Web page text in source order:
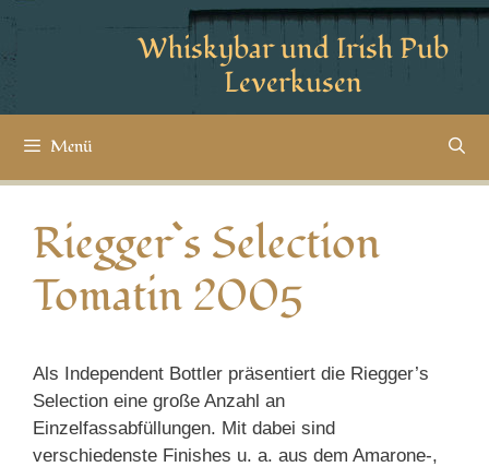
Whiskybar und Irish Pub
Leverkusen
Menü
Riegger`s Selection
Tomatin 2005
Als Independent Bottler präsentiert die Riegger’s
Selection eine große Anzahl an
Einzelfassabfüllungen. Mit dabei sind
verschiedenste Finishes u. a. aus dem Amarone-,